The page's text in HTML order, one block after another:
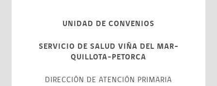
UNIDAD DE CONVENIOS
SERVICIO DE SALUD VIÑA DEL MAR-
QUILLOTA-PETORCA
DIRECCIÓN DE ATENCIÓN PRIMARIA